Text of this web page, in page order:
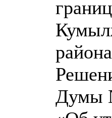
Думы